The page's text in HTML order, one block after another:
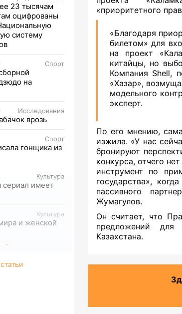
23 тысячам
оцифрованы
систему
Спорт
на
Исследования
врозь
Спорт
гонщика из
Культура
имеет
Культура
и женской
«приоритетного
«Благодаря
билетом» для
на проект
китайцы, но
Компания Shell,
«Хазар»,
модельного
эксперт.
По его мнению,
изжила. «У нас
бронируют
конкурса, отчего
инструмент по
государства»,
пассивного
Жумагулов.
Он считает, что
предложений для
Казахстана.